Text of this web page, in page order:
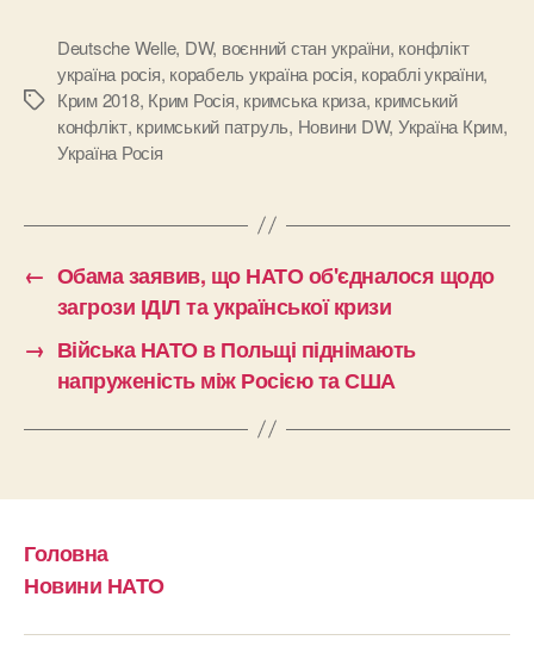
Позначки
Deutsche Welle, DW, воєнний стан україни, конфлікт
україна росія, корабель україна росія, кораблі україни,
Крим 2018, Крим Росія, кримська криза, кримський
конфлікт, кримський патруль, Новини DW, Україна Крим,
Україна Росія
← Обама заявив, що НАТО об'єдналося щодо
загрози ІДІЛ та української кризи
→ Війська НАТО в Польщі піднімають
напруженість між Росією та США
Головна
Новини НАТО